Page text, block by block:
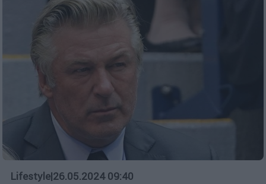
Lifestyle|26.05.2024 09:40